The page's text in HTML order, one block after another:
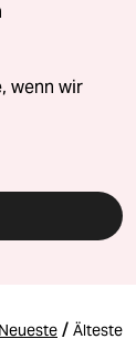
wenn wir
Neueste / Älteste